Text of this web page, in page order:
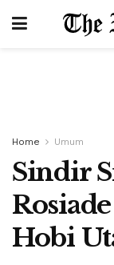
Home Umum
Sindir
Hobi